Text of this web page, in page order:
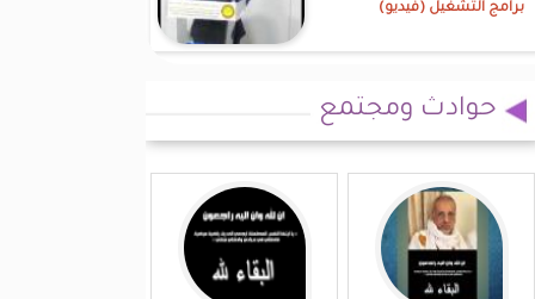
برامج التشغيل (فيديو)
حوادث ومجتمع